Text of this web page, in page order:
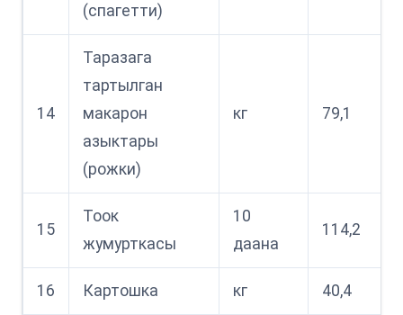
(спагетти)
14
Таразага
тартылган
макарон
азыктары
(рожки)
кг 79,1
15
Тоок
жумурткасы
10
даана
114,2
16 Картошка кг 40,4